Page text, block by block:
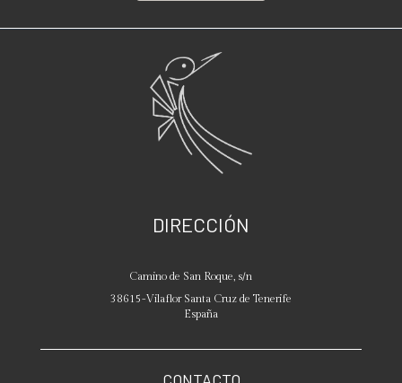
DIRECCIÓN
Camino de San Roque, s/n
38615-Vilaflor Santa Cruz de Tenerife
España